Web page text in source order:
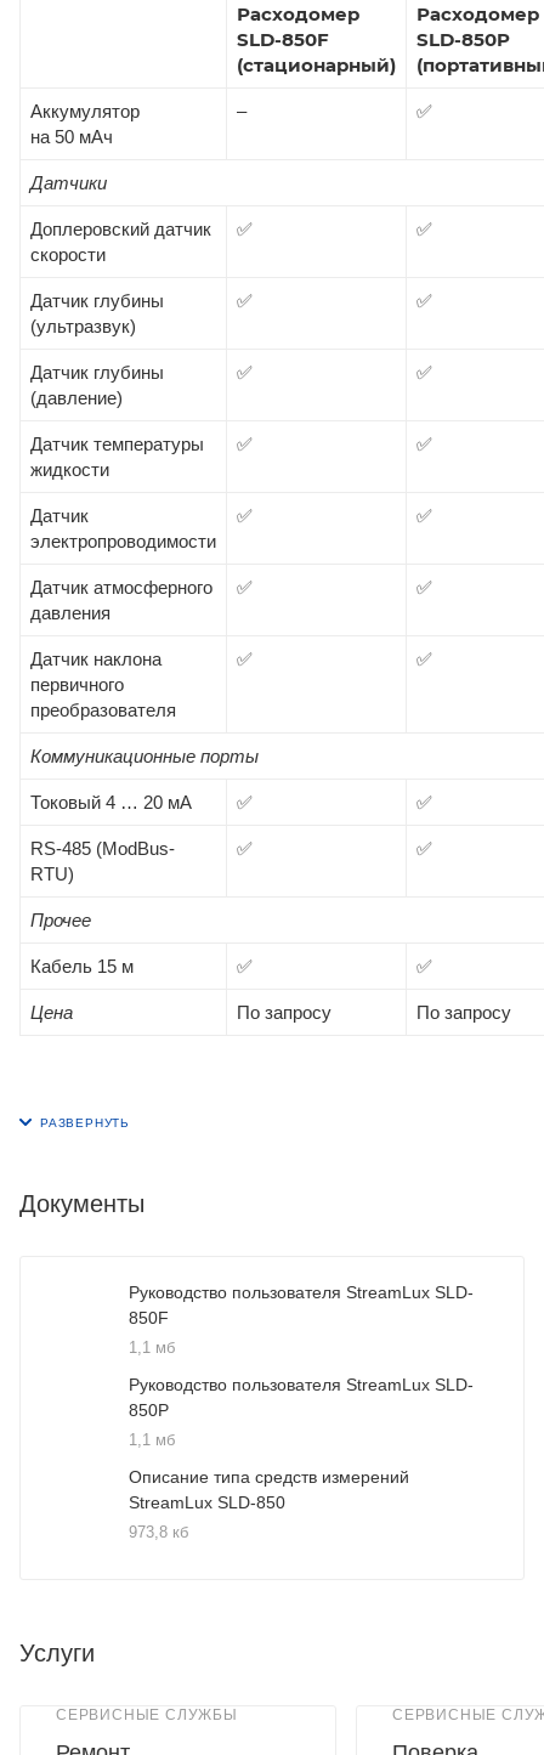
Расходомер
SLD-850F
(стационарный)
Расходомер
SLD-850P
Аккумулятор
на 50 мАч
– ✅
Датчики
Доплеровский датчик
скорости
✅ ✅
Датчик глубины
(ультразвук)
✅ ✅
Датчик глубины
(давление)
✅ ✅
Датчик температуры
жидкости
✅ ✅
Датчик
электропроводимости
✅ ✅
Датчик атмосферного
давления
✅ ✅
Датчик наклона
первичного
преобразователя
✅ ✅
Коммуникационные порты
Токовый 4 … 20 мА ✅ ✅
RS-485 (ModBus-
RTU)
✅ ✅
Прочее
Кабель 15 м ✅ ✅
Цена По запросу По запросу
Документы
Руководство пользователя StreamLux SLD-
850F
1,1 мб
Руководство пользователя StreamLux SLD-
850P
1,1 мб
Описание типа средств измерений
StreamLux SLD-850
973,8 кб
Услуги
СЕРВИСНЫЕ СЛУЖБЫ СЕРВИСНЫЕ